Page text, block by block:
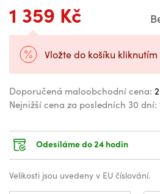
1 359 Kč
Vložte do košíku
Doporučená maloobchodní cena:
Nejnižší cena za posledních 30 dní:
Odesíláme do 24 hodin
Velikosti jsou uvedeny v EU číslování.